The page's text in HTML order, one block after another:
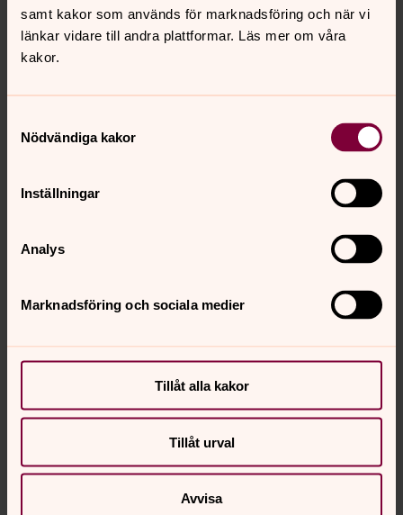
samt kakor som används för marknadsföring och när vi
länkar vidare till andra plattformar. Läs mer om våra
kakor.
Nödvändiga kakor
Inställningar
Analys
Marknadsföring och sociala medier
Tillåt alla kakor
Tillåt urval
Avvisa
Filmklubb
Onsdagar Kl. 18-21
Behöver du akut någon att samtala med?
Enskilda samtal om livets alla
Ibland kan livet kännas tungt. Men det finns alltid hopp.
Någon att prata med. Enskilda samtal är kostnadsfria.
Be på webben
Gå in på Bönewebben här nedanför. Här kan du bland
annat skriva din egna bön, tända ett ljus för någon.